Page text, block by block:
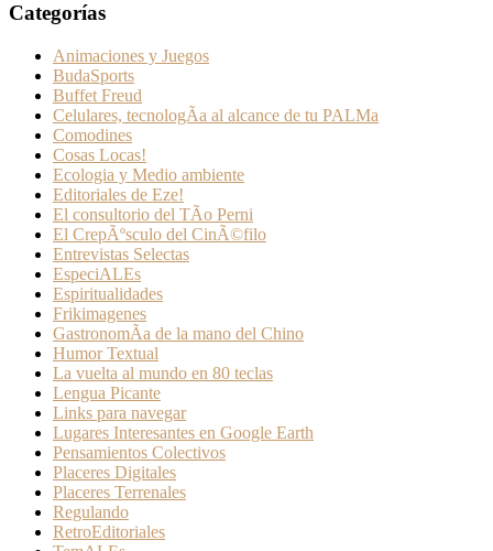
Categorías
Animaciones y Juegos
BudaSports
Buffet Freud
Celulares, tecnologÃ­a al alcance de tu PALMa
Comodines
Cosas Locas!
Ecologia y Medio ambiente
Editoriales de Eze!
El consultorio del TÃ­o Perni
El CrepÃºsculo del CinÃ©filo
Entrevistas Selectas
EspeciALEs
Espiritualidades
Frikimagenes
GastronomÃ­a de la mano del Chino
Humor Textual
La vuelta al mundo en 80 teclas
Lengua Picante
Links para navegar
Lugares Interesantes en Google Earth
Pensamientos Colectivos
Placeres Digitales
Placeres Terrenales
Regulando
RetroEditoriales